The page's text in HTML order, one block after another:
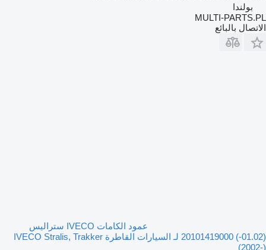
بولندا
MULTI-PARTS.PL
الاتصال بالبائع
عمود الكامات IVECO ستراليس
(01.02-) 20101419000 لـ السيارات القاطرة IVECO Stralis, Trakker
(2002-)